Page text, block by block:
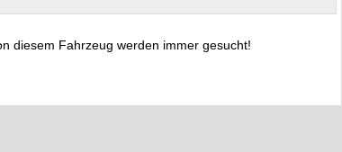
diesem Fahrzeug werden immer gesucht!